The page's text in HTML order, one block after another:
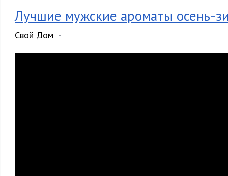
Лучшие мужские ароматы осень-
Свой Дом